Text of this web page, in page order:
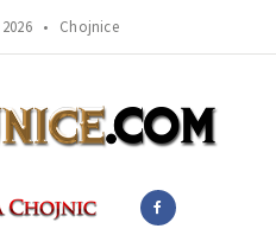
2026 • Chojnice